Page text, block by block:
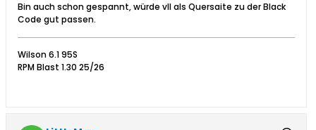
Bin auch schon gespannt, würde vll als Quersaite zu der Black
Code gut passen.
Wilson 6.1 95S
RPM Blast 1.30 25/26